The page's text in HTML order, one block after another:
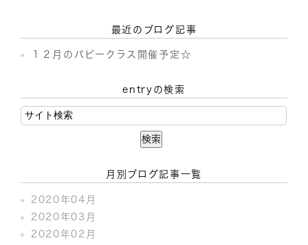
最近のブログ記事
１２月のパピークラス開催予定☆
entryの検索
月別ブログ記事一覧
2020年04月
2020年03月
2020年02月